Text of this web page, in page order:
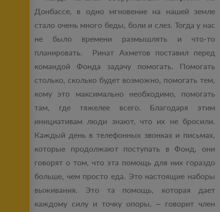
Донбассе, в одно мгновение на нашей земле
стало очень много беды, боли и слез. Тогда у нас
не было времени размышлять и что-то
планировать. Ринат Ахметов поставил перед
командой Фонда задачу помогать. Помогать
столько, сколько будет возможно, помогать тем,
кому это максимально необходимо, помогать
там, где тяжелее всего. Благодаря этим
инициативам люди знают, что их не бросили.
Каждый день в телефонных звонках и письмах,
которые продолжают поступать в Фонд, они
говорят о том, что эта помощь для них гораздо
больше, чем просто еда. Это настоящие наборы
выживания. Это та помощь, которая дает
каждому силу и точку опоры, – говорит член